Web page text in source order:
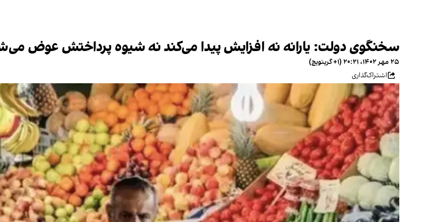
سخنگوی دولت: یارانه نه افزایش پیدا می‌کند نه شیوه پرداختش عوض
۲۵ مهر ۱۴۰۲، ۲۰:۲۱ (‎+۱ گرینویچ)
اشتراک‌گذاری